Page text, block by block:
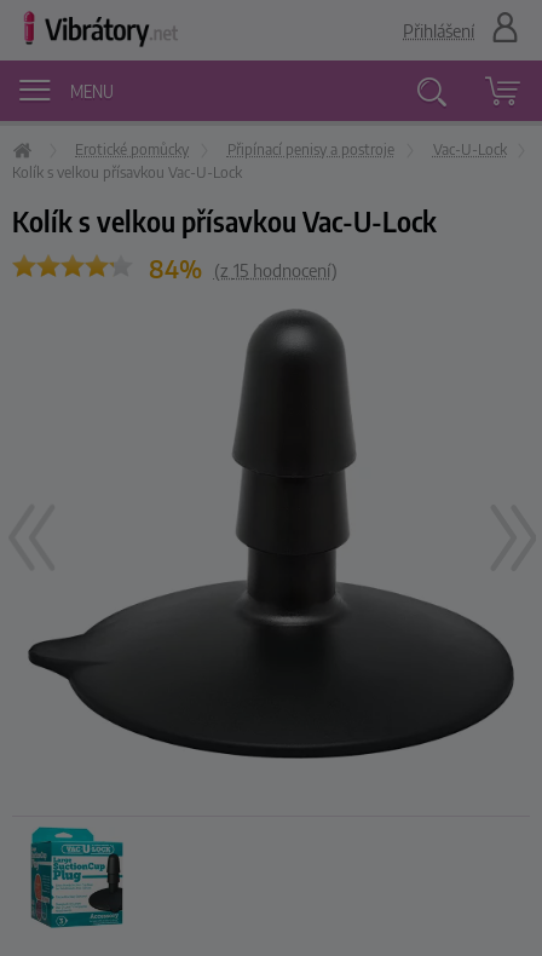
MENU
Vyhledávání
Přihlášení
Erotické pomůcky Připínací penisy a postroje
Vac-U-Lock
Kolík s velkou přísavkou Vac-U-Lock
Kolík s velkou přísavkou Vac-U-Lock
84% (z 15hodnocení)